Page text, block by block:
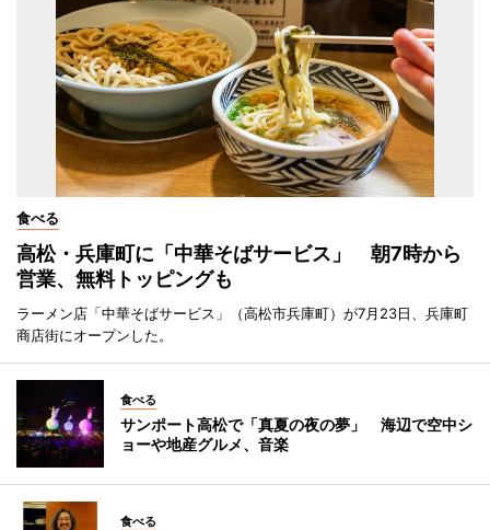
食べる
高松・兵庫町に「中華そばサービス」 朝7時から
営業、無料トッピングも
ラーメン店「中華そばサービス」（高松市兵庫町）が7月23日、兵庫町
商店街にオープンした。
食べる
サンポート高松で「真夏の夜の夢」 海辺で空中シ
ョーや地産グルメ、音楽
食べる